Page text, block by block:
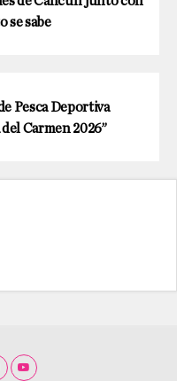
se sabe
Pesca Deportiva
Carmen 2026”